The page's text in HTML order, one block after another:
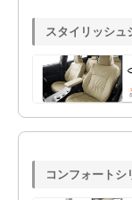
スタイリッシュ
コンフォートシ